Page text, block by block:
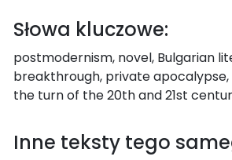
Słowa kluczowe:
postmodernism, novel, Bulgarian
breakthrough, private apocalypse,
the turn of the 20th and 21st
Inne teksty tego